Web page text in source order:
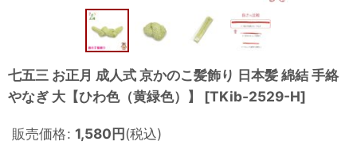
七五三 お正月 成人式 京かのこ髪飾り 日本髪 綿結 手絡
やなぎ 大【ひわ色（黄緑色）】
[TKib-2529-H]
販売価格: 1,580円(税込)